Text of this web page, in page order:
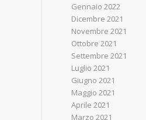
Gennaio 2022
Dicembre 2021
Novembre 2021
Ottobre 2021
Settembre 2021
Luglio 2021
Giugno 2021
Maggio 2021
Aprile 2021
Marzo 2021